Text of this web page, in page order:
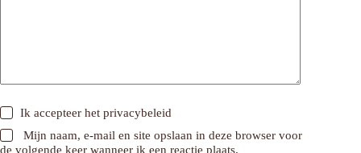
Ik accepteer hetprivacybeleid
Mijn naam, e-mail en site opslaan in deze browser voor
de volgende keer wanneer ik een reactie plaats.